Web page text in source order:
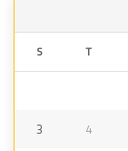
S T
3 4